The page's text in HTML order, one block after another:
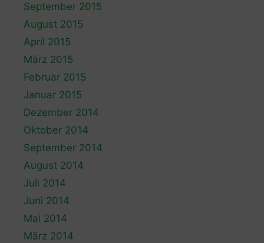
September 2015
August 2015
April 2015
März 2015
Februar 2015
Januar 2015
Dezember 2014
Oktober 2014
September 2014
August 2014
Juli 2014
Juni 2014
Mai 2014
März 2014